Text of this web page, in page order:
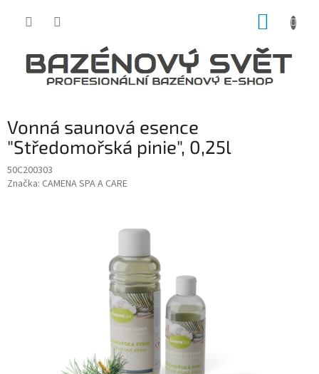
Vonná saunová esence
"Středomořská pinie", 0,25l
50C200303
Značka: CAMENA SPA A CARE